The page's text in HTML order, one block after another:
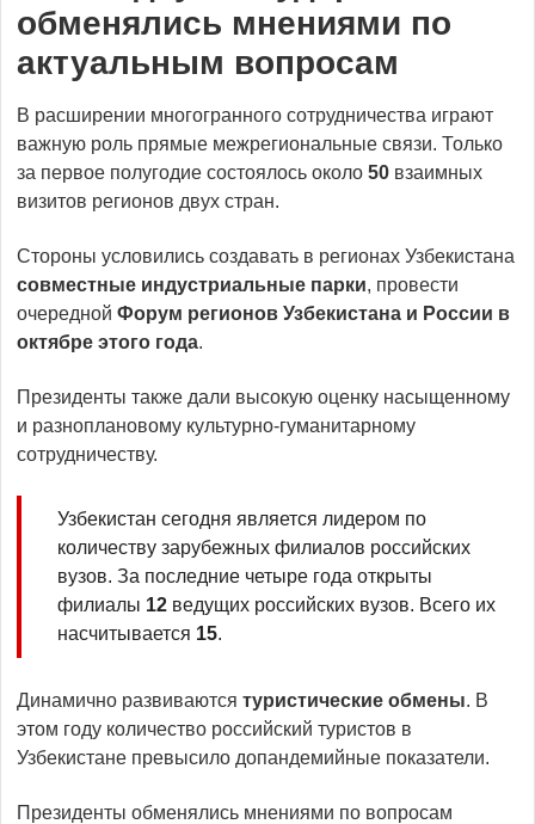
обменялись мнениями по
актуальным вопросам
В расширении многогранного сотрудничества играют
важную роль прямые межрегиональные связи. Только
за первое полугодие состоялось около 50 взаимных
визитов регионов двух стран.
Стороны условились создавать в регионах Узбекистана
совместные индустриальные парки, провести
очередной Форум регионов Узбекистана и России в
октябре этого года.
Президенты также дали высокую оценку насыщенному
и разноплановому культурно-гуманитарному
сотрудничеству.
Узбекистан сегодня является лидером по
количеству зарубежных филиалов российских
вузов. За последние четыре года открыты
филиалы 12 ведущих российских вузов. Всего их
насчитывается 15.
Динамично развиваются туристические обмены. В
этом году количество российский туристов в
Узбекистане превысило допандемийные показатели.
Президенты обменялись мнениями по вопросам